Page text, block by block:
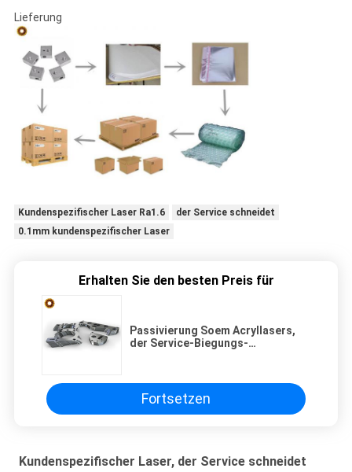
Lieferung
Kundenspezifischer Laser Ra1.6
der Service schneidet
0.1mm kundenspezifischer Laser
Erhalten Sie den besten Preis für
Passivierung Soem Acryllasers,
der Service-Biegungs-
Fortsetzen
Kundenspezifischer Laser, der Service schneidet